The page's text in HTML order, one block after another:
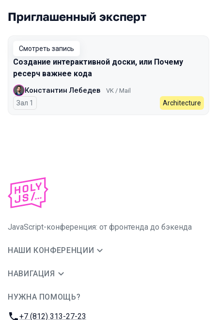
Выступления в сезоне 2025 Spring
Приглашенный эксперт
Смотреть запись
Создание интерактивной доски, или Почему
ресерч важнее кода
Константин Лебедев VK / Mail
Зал 1 Architecture
JavaScript-конференция: от фронтенда до бэкенда
НАШИ КОНФЕРЕНЦИИ
НАВИГАЦИЯ
НУЖНА ПОМОЩЬ?
Телефон:
+7 (812) 313-27-23